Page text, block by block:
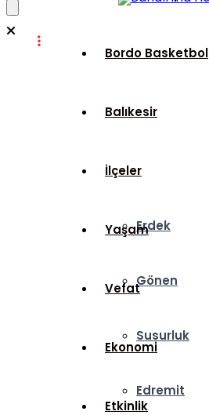
Bordo Basketbol
Balıkesir
İlçeler
Erdek
Gönen
Susurluk
Edremit
Yaşam
Vefat
Ekonomi
Etkinlik